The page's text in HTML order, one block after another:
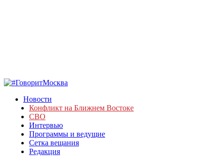
Новости
Конфликт на Ближнем Востоке
СВО
Интервью
Программы и ведущие
Сетка вещания
Редакция